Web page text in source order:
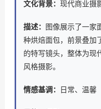
文化背景： 现代商业摄
描述：
图像展示了一家
种烘焙面包，前景叠加
的特写镜头，整体为现
风格摄影。
情感基调： 日常、温馨